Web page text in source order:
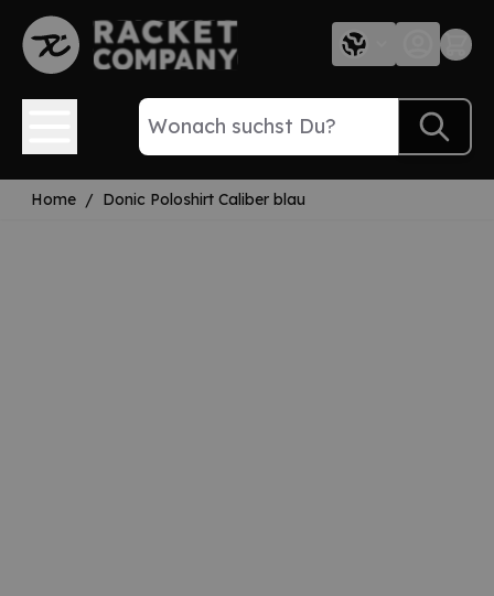
Direkt zum Inhalt
Home / Donic Poloshirt Caliber blau